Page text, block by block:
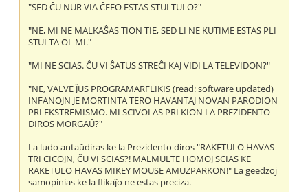
"SED ĈU NUR VIA ĈEFO ESTAS STULTULO?"
"NE, MI NE MALKAŜAS TION TIE, SED LI NE KUTIME ESTAS PLI
STULTA OL MI."
"MI NE SCIAS. ĈU VI ŜATUS STREĈI KAJ VIDI LA TELEVIDON?"
"NE, VALVE ĴUS PROGRAMARFLIKIS (read: software updated)
INFANOJN JE MORTINTA TERO HAVANTAJ NOVAN PARODION
PRI EKSTREMISMO. MI SCIVOLAS PRI KION LA PREZIDENTO
DIROS MORGAŬ?"
La ludo antaŭdiras ke la Prezidento diros "RAKETULO HAVAS
TRI CICOJN, ĈU VI SCIAS?! MALMULTE HOMOJ SCIAS KE
RAKETULO HAVAS MIKEY MOUSE AMUZPARKON!" La geedzoj
samopinias ke la flikaĵo ne estas preciza.